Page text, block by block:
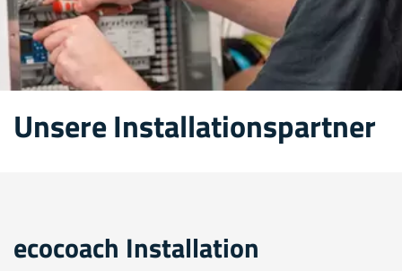
Unsere Installationspartner
ecocoach Installation